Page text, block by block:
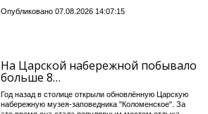
Опубликовано 07.08.2026 14:07:15
На Царской набережной побывало
больше 8…
Год назад в столице открыли обновлённую Царскую
набережную музея-заповедника "Коломенское". За